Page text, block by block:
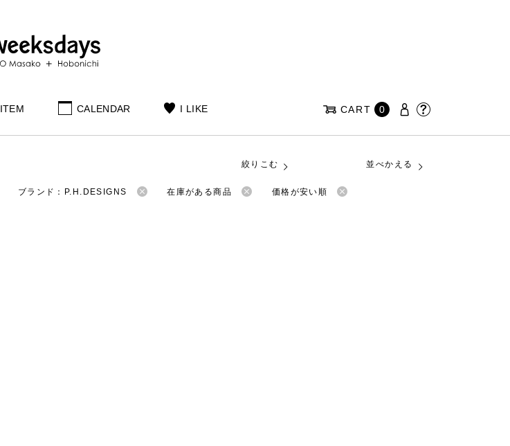
ITEM CALENDAR I LIKE CART 0
絞りこむ 並べかえる
ブランド：P.H.DESIGNS 在庫がある商品 価格が安い順